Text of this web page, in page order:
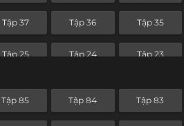
Tập 37 Tập 36 Tập 35
Tập 25 Tập 24 Tập 23
Tập 85 Tập 84 Tập 83